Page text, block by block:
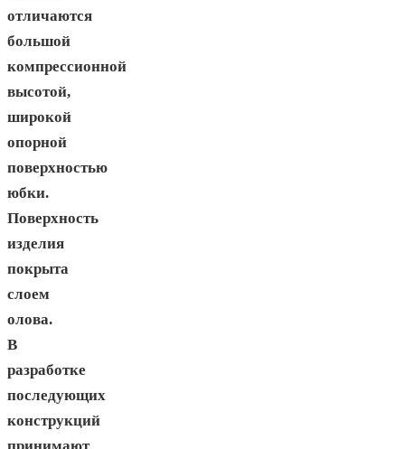
отличаются
большой
компрессионной
высотой,
широкой
опорной
поверхностью
юбки.
Поверхность
изделия
покрыта
слоем
олова.
В
разработке
последующих
конструкций
принимают